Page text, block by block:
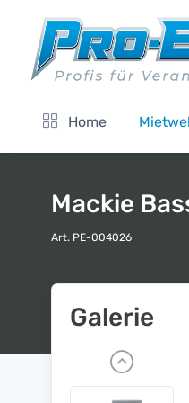
Home
Mackie
Art. PE-004026
Galerie
P
r